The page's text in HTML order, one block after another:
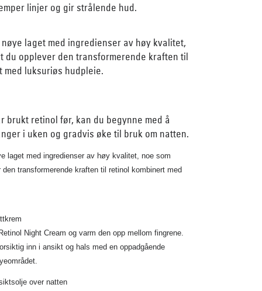
linjer og gir strålende hud.
laget med ingredienser av høy kvalitet,
du opplever den transformerende kraften til
med luksuriøs hudpleie.
brukt retinol før, kan du begynne med å
i uken og gradvis øke til bruk om natten.
laget med ingredienser av høy kvalitet, noe som
transformerende kraften til retinol kombinert med
Night Cream og varm den opp mellom fingrene.
inn i ansikt og hals med en oppadgående
over natten